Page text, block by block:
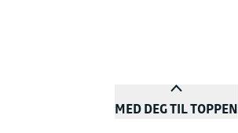
MED DEG TIL TOPPEN